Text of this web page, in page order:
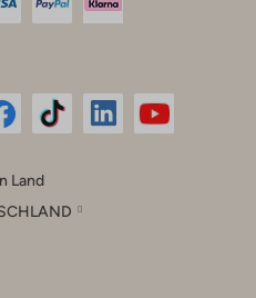
TikTok
Land